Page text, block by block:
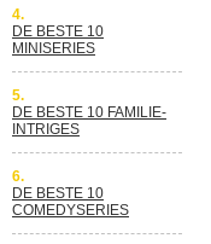
4.
DE BESTE 10
MINISERIES
5.
DE BESTE 10 FAMILIE-
INTRIGES
6.
DE BESTE 10
COMEDYSERIES